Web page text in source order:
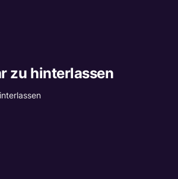
zu hinterlassen